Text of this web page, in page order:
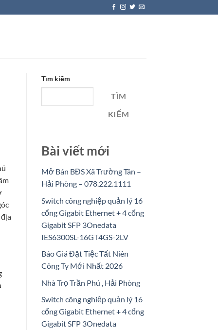
Tìm kiếm
TÌM
KIẾM
Bài viết mới
Mở Bán BĐS Xã Trường Tân –
Hải Phòng – 078.222.1111
Switch công nghiệp quản lý 16
cổng Gigabit Ethernet + 4 cổng
Gigabit SFP 3Onedata
IES6300SL-16GT4GS-2LV
Báo Giá Đặt Tiệc Tất Niên
Công Ty Mới Nhất 2026
Nhà Trọ Trần Phú , Hải Phòng
Switch công nghiệp quản lý 16
cổng Gigabit Ethernet + 4 cổng
Gigabit SFP 3Onedata